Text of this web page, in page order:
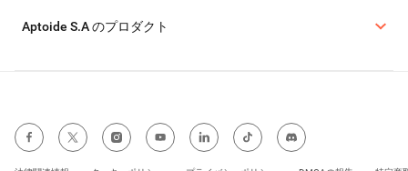
Aptoide S.A のプロダクト